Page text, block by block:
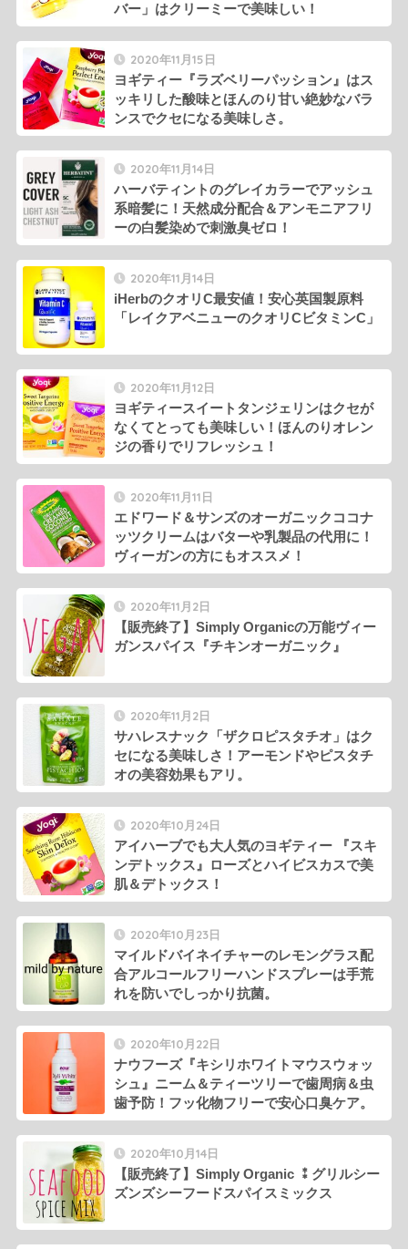
バー」はクリーミーで美味しい！
2020年11月15日
ヨギティー『ラズベリーパッション』はス
ッキリした酸味とほんのり甘い絶妙なバラ
ンスでクセになる美味しさ。
2020年11月14日
ハーバティントのグレイカラーでアッシュ
系暗髪に！天然成分配合＆アンモニアフリ
ーの白髪染めで刺激臭ゼロ！
2020年11月14日
iHerbのクオリC最安値！安心英国製原料
「レイクアベニューのクオリCビタミンC」
2020年11月12日
ヨギティースイートタンジェリンはクセが
なくてとっても美味しい！ほんのりオレン
ジの香りでリフレッシュ！
2020年11月11日
エドワード＆サンズのオーガニックココナ
ッツクリームはバターや乳製品の代用に！
ヴィーガンの方にもオススメ！
2020年11月2日
【販売終了】Simply Organicの万能ヴィー
ガンスパイス『チキンオーガニック』
2020年11月2日
サハレスナック「ザクロピスタチオ」はク
セになる美味しさ！アーモンドやピスタチ
オの美容効果もアリ。
2020年10月24日
アイハーブでも大人気のヨギティー 『スキ
ンデトックス』ローズとハイビスカスで美
肌＆デトックス！
2020年10月23日
マイルドバイネイチャーのレモングラス配
合アルコールフリーハンドスプレーは手荒
れを防いでしっかり抗菌。
2020年10月22日
ナウフーズ『キシリホワイトマウスウォッ
シュ』ニーム＆ティーツリーで歯周病＆虫
歯予防！フッ化物フリーで安心口臭ケア。
2020年10月14日
【販売終了】Simply Organic ⁑グリルシー
ズンズシーフードスパイスミックス